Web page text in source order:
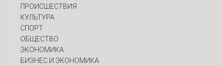
ПРОИСШЕСТВИЯ
КУЛЬТУРА
СПОРТ
ОБЩЕСТВО
ЭКОНОМИКА
БИЗНЕС И ЭКОНОМИКА